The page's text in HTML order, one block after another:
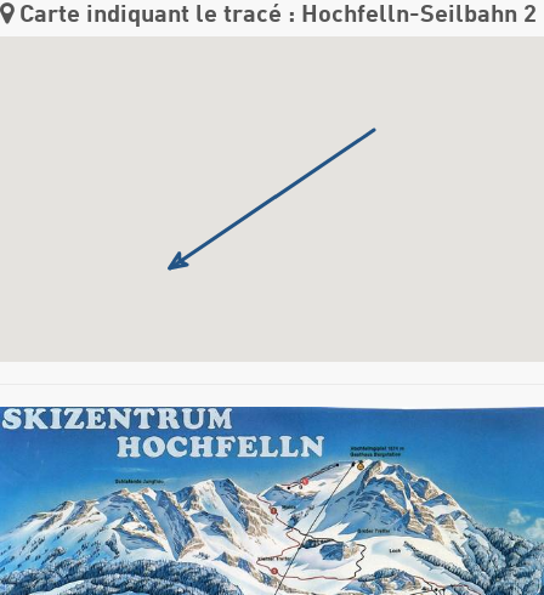
Carte indiquant le tracé : Hochfelln-Seilbahn 2